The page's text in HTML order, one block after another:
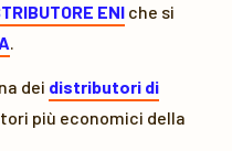
ENI che si
.
dei distributori di
più economici della